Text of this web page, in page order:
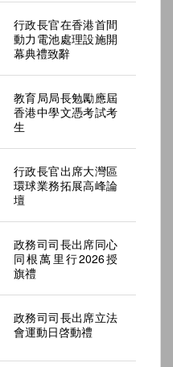
行政長官在香港首間
動力電池處理設施開
幕典禮致辭
教育局局長勉勵應屆
香港中學文憑考試考
生
行政長官出席大灣區
環球業務拓展高峰論
壇
政務司司長出席同心
同根萬里行2026授
旗禮
政務司司長出席立法
會運動日啓動禮